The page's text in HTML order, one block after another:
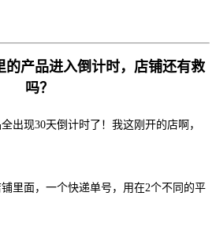
的产品进入倒计时，店铺还有救
吗？
出现30天倒计时了！我这刚开的店啊，
里面，一个快递单号，用在2个不同的平